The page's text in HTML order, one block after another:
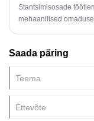
Stantsimisosade
mehaanilised
Saada päring